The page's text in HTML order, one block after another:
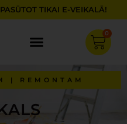
TIKAI E-VEIKALĀ!
0
Cart
| REMONTAM